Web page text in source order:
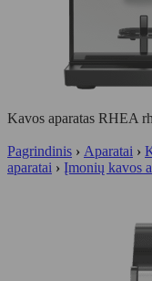
Kavos aparatas RHEA
Pagrindinis › Aparatai ›
aparatai › Įmonių kavos